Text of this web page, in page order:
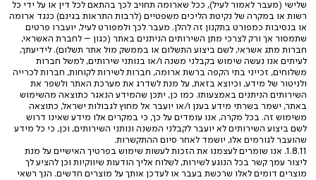
שלישי (מעבר לאמור לעיל), ככל שארומה תחויב לכך בהתאם לכל דין או על ידי כל
רשות או במקרה של נקיטת הליכים משפטיים (לרבות התראות בגינם) כנגד ארומה
או בנסיבות כמפורט בתקנון זה להלן. מעבר לכך ולמפורט לעיל, יועברו פרטים
שתמסור אך ורק לצרכי מתן השירותים הניתנים באתר (כגון – לחברת האשראי,
חברות מתג אשראי, לשם ביצוע התשלום או בממשק מול אתר תשלום). לידיעתך,
לעיתים אנו נעשה שימוש בקבלני משנה ו/או בנותני שירותים, למשל חברות
משלוחים, זכייני בתי הקפה ברשת ארומה, חברות לשירות לקוחות, חברות לכרייה
ולניטור של מידע, וכיוצא בזאת, על מנת לשדרג את מערכת האתר ולשפר את
השירותים הניתנים באמצעותו. כמו כן, יתכן שהמידע הנאגר כתוצאה מהשימוש
באתר, ישמר בשרתי מידע בענן ו/או יועבר אל מחוץ לגבולות ישראל, כתוצאה
משימוש זה. בכל מקרה, אנו עומדים על כך, כי במקרים אלו מידע שאינו דרוש
לשם ביצוע השירותים לא יועבר לקבלני המשנה ונותני השירותים, וכן, כי כל מידע
שהועבר לגורמים אלו, יושמד לאחר סיום ההתקשרות.
1.8.11. אנו שומרים לעצמנו את הזכות לעשות שימוש בפרטיך האישיים על מנת
ליצור עמך קשר בכל הנוגע לשירות, לשלוח אליך הודעות שיווקיות וכן להציע לך
מוצרים דומים לאלו שרכשת בעבר או לעדכן אותך על מוצרים חדשים. הנך רשאי